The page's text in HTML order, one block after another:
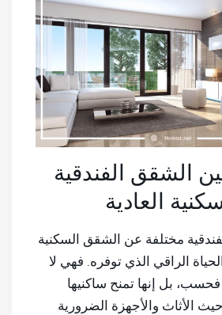
الشقق الفندقية
العادية
مختلفة عن الشقق السكنية
الراقي الذي توفره. فهي لا
فحسب، بل إنها تمنح ساكنيها
الأثاث والأجهزة الضرورية